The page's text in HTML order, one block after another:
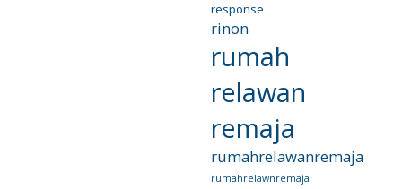
response
rinon
rumah
relawan
remaja
rumahrelawanremaja
rumahrelawnremaja